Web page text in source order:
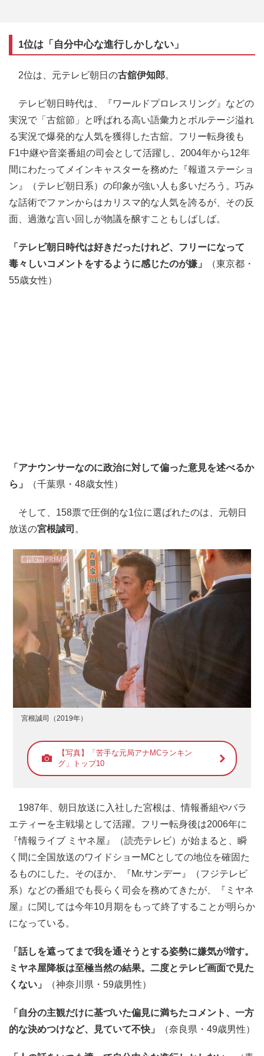
1位は「自分中心な進行しかしない」
2位は、元テレビ朝日の古舘伊知郎。
テレビ朝日時代は、『ワールドプロレスリング』などの
実況で「古舘節」と呼ばれる高い語彙力とボルテージ溢れ
る実況で爆発的な人気を獲得した古舘。フリー転身後も
F1中継や音楽番組の司会として活躍し、2004年から12年
間にわたってメインキャスターを務めた『報道ステーショ
ン』（テレビ朝日系）の印象が強い人も多いだろう。巧み
な話術でファンからはカリスマ的な人気を誇るが、その反
面、過激な言い回しが物議を醸すこともしばしば。
「テレビ朝日時代は好きだったけれど、フリーになって
毒々しいコメントをするように感じたのが嫌」
（東京都・
55歳女性）
「アナウンサーなのに政治に対して偏った意見を述べるか
ら」
（千葉県・48歳女性）
そして、158票で圧倒的な1位に選ばれたのは、元朝日
放送の宮根誠司 。
宮根誠司（2019年）
【写真】「苦手な元局アナMCランキン
グ」トップ10
1987年、朝日放送に入社した宮根は、情報番組やバラ
エティーを主戦場として活躍。フリー転身後は2006年に
『情報ライブ ミヤネ屋』（読売テレビ）が始まると、瞬
く間に全国放送のワイドショーMCとしての地位を確固た
るものにした。そのほか、『Mr.サンデー』（フジテレビ
系）などの番組でも長らく司会を務めてきたが、『ミヤネ
屋』に関しては今年10月期をもって終了することが明らか
になっている。
「話しを遮ってまで我を通そうとする姿勢に嫌気が増す。
ミヤネ屋降板は至極当然の結果。二度とテレビ画面で見た
くない」
（神奈川県・59歳男性）
「自分の主観だけに基づいた偏見に満ちたコメント、一方
的な決めつけなど、見ていて不快」
（奈良県・49歳男性）